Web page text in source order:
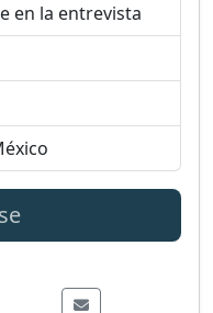
en la entrevista